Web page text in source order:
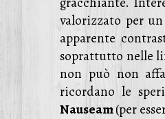
valorizzato per
apparente
soprattutto nelle
non può non
ricordano le
Nauseam(per